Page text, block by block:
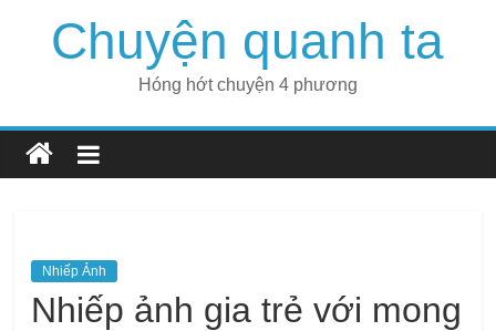
Chuyện quanh ta
Hóng hớt chuyện 4 phương
Nhiếp Ảnh
Nhiếp ảnh gia trẻ với mong